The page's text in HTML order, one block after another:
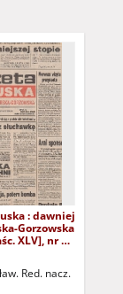
: dawniej
Gorzowska
XLV], nr 52
Red. nacz.